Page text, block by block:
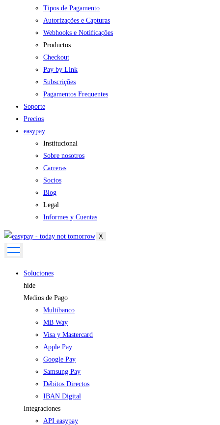
Tipos de Pagamento
Autorizações e Capturas
Webhooks e Notificações
Productos
Checkout
Pay by Link
Subscrições
Pagamentos Frequentes
Soporte
Precios
easypay
Institucional
Sobre nosotros
Carreras
Socios
Blog
Legal
Informes y Cuentas
X
Soluciones
hide
Medios de Pago
Multibanco
MB Way
Visa y Mastercard
Apple Pay
Google Pay
Samsung Pay
Débitos Directos
IBAN Digital
Integraciones
API easypay